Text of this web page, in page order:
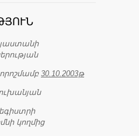
30.10.2003թ
կողմից